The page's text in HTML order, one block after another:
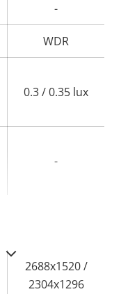
-
WDR
0.3 / 0.35 lux
-
2688x1520 /
2304x1296